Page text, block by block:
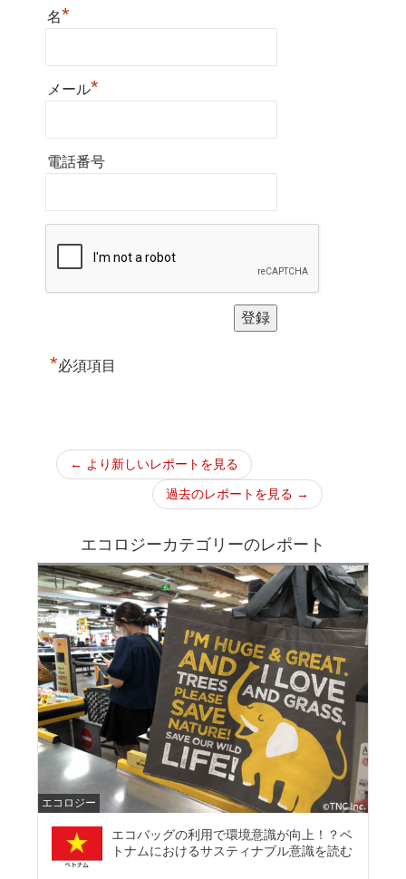
名*
メール*
電話番号
*必須項目
← より新しいレポートを見る
過去のレポートを見る →
エコロジーカテゴリーのレポート
エコロジー
エコバッグの利用で環境意識が向上！？ベ
トナムにおけるサスティナブル意識を読む